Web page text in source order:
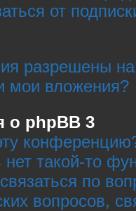
от
разрешены
мои вложения?
о phpBB 3
такой-то
по
вопросов,